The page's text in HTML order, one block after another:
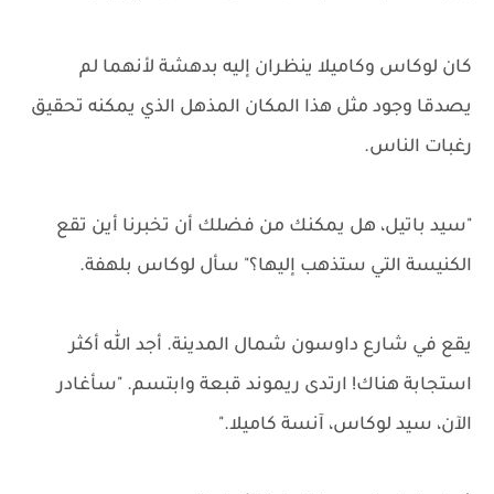
كان لوكاس وكاميلا ينظران إليه بدهشة لأنهما لم
يصدقا وجود مثل هذا المكان المذهل الذي يمكنه تحقيق
رغبات الناس.
"سيد باتيل، هل يمكنك من فضلك أن تخبرنا أين تقع
الكنيسة التي ستذهب إليها؟" سأل لوكاس بلهفة.
يقع في شارع داوسون شمال المدينة. أجد الله أكثر
استجابة هناك! ارتدى ريموند قبعة وابتسم. "سأغادر
الآن، سيد لوكاس، آنسة كاميلا."